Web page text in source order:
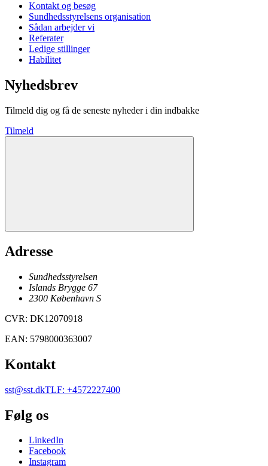
Kontakt og besøg
Sundhedsstyrelsens organisation
Sådan arbejder vi
Referater
Ledige stillinger
Habilitet
Nyhedsbrev
Tilmeld dig og få de seneste nyheder i din indbakke
Tilmeld
Adresse
Sundhedsstyrelsen
Islands Brygge 67
2300 København S
CVR: DK12070918
EAN: 5798000363007
Kontakt
sst@sst.dkTLF: +4572227400
Følg os
LinkedIn
Facebook
Instagram